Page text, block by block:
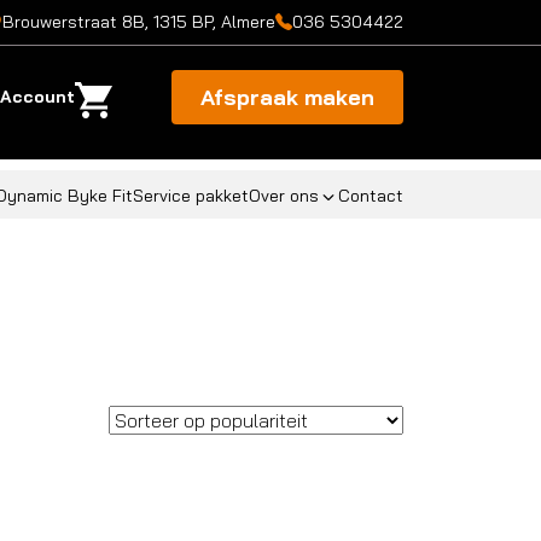
Brouwerstraat 8B, 1315 BP, Almere 036 5304422
Account Afspraak maken
Byke FitService pakketOver ons Contact